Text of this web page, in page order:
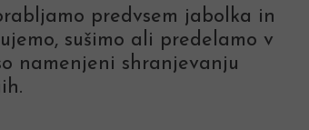
predvsem jabolka in
sušimo ali predelamo v
namenjeni shranjevanju